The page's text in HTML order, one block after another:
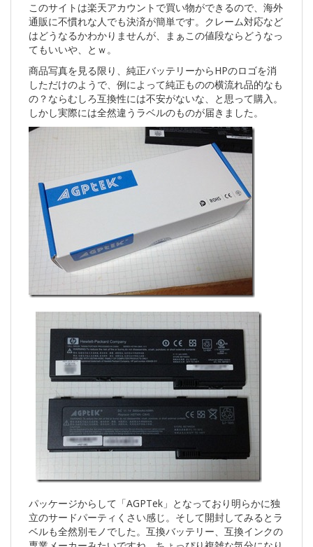
このサイトは楽天アカウントで買い物ができるので、海外
通販に不慣れな人でも決済が簡単です。クレーム対応など
はどうなるかわかりませんが、まぁこの値段ならどうなっ
てもいいや、とｗ。
商品写真を見る限り、純正バッテリーからHPのロゴを消
しただけのようで、例によって純正ものの横流れ品的なも
の？ならむしろ互換性には不安がないな、と思って購入。
しかし実際には全然違うラベルのものが届きました。
パッケージからして「AGPTek」となっており明らかに独
立のサードパーティくさい感じ。そして開封してみるとラ
ベルも全然別モノでした。互換バッテリー、互換インクの